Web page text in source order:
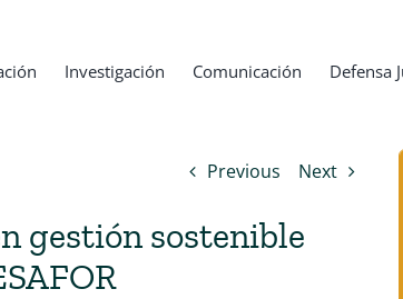
Investigación Comunicación Defensa
Previous Next
gestión sostenible